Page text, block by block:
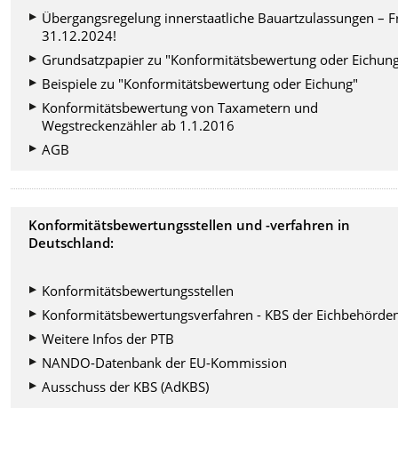
Übergangsregelung innerstaatliche Bauartzulassungen –
31.12.2024!
Grundsatzpapier zu "Konformitätsbewertung oder
Beispiele zu "Konformitätsbewertung oder Eichung"
Konformitätsbewertung von Taxametern und
Wegstreckenzähler ab 1.1.2016
AGB
Konformitätsbewertungsstellen und -verfahren in
Deutschland:
Konformitätsbewertungsstellen
Konformitätsbewertungsverfahren - KBS der
Weitere Infos der PTB
NANDO-Datenbank der EU-Kommission
Ausschuss der KBS (AdKBS)